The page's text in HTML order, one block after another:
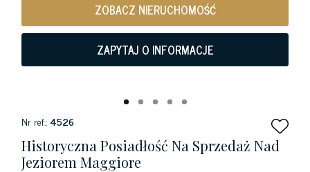
ZOBACZ NIERUCHOMOŚĆ
ZAPYTAJ O INFORMACJE
Nr ref.: 4526
Historyczna Posiadłość Na Sprzedaż Nad
Jeziorem Maggiore